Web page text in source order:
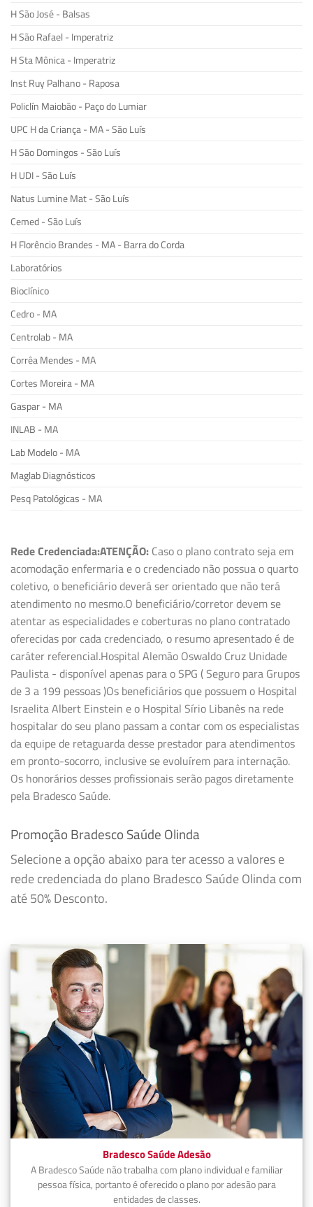
H São José - Balsas
H São Rafael - Imperatriz
H Sta Mônica - Imperatriz
Inst Ruy Palhano - Raposa
Policlín Maiobão - Paço do Lumiar
UPC H da Criança - MA - São Luís
H São Domingos - São Luís
H UDI - São Luís
Natus Lumine Mat - São Luís
Cemed - São Luís
H Florêncio Brandes - MA - Barra do Corda
Laboratórios
Bioclínico
Cedro - MA
Centrolab - MA
Corrêa Mendes - MA
Cortes Moreira - MA
Gaspar - MA
INLAB - MA
Lab Modelo - MA
Maglab Diagnósticos
Pesq Patológicas - MA
Rede Credenciada:ATENÇÃO: Caso o plano contrato seja em
acomodação enfermaria e o credenciado não possua o quarto
coletivo, o beneficiário deverá ser orientado que não terá
atendimento no mesmo.O beneficiário/corretor devem se
atentar as especialidades e coberturas no plano contratado
oferecidas por cada credenciado, o resumo apresentado é de
caráter referencial.Hospital Alemão Oswaldo Cruz Unidade
Paulista - disponível apenas para o SPG ( Seguro para Grupos
de 3 a 199 pessoas )Os beneficiários que possuem o Hospital
Israelita Albert Einstein e o Hospital Sírio Libanês na rede
hospitalar do seu plano passam a contar com os especialistas
da equipe de retaguarda desse prestador para atendimentos
em pronto-socorro, inclusive se evoluírem para internação.
Os honorários desses profissionais serão pagos diretamente
pela Bradesco Saúde.
Promoção Bradesco Saúde Olinda
Selecione a opção abaixo para ter acesso a valores e
rede credenciada do plano Bradesco Saúde Olinda com
até 50% Desconto.
Bradesco Saúde Adesão
A Bradesco Saúde não trabalha com plano individual e familiar
pessoa física, portanto é oferecido o plano por adesão para
entidades de classes.